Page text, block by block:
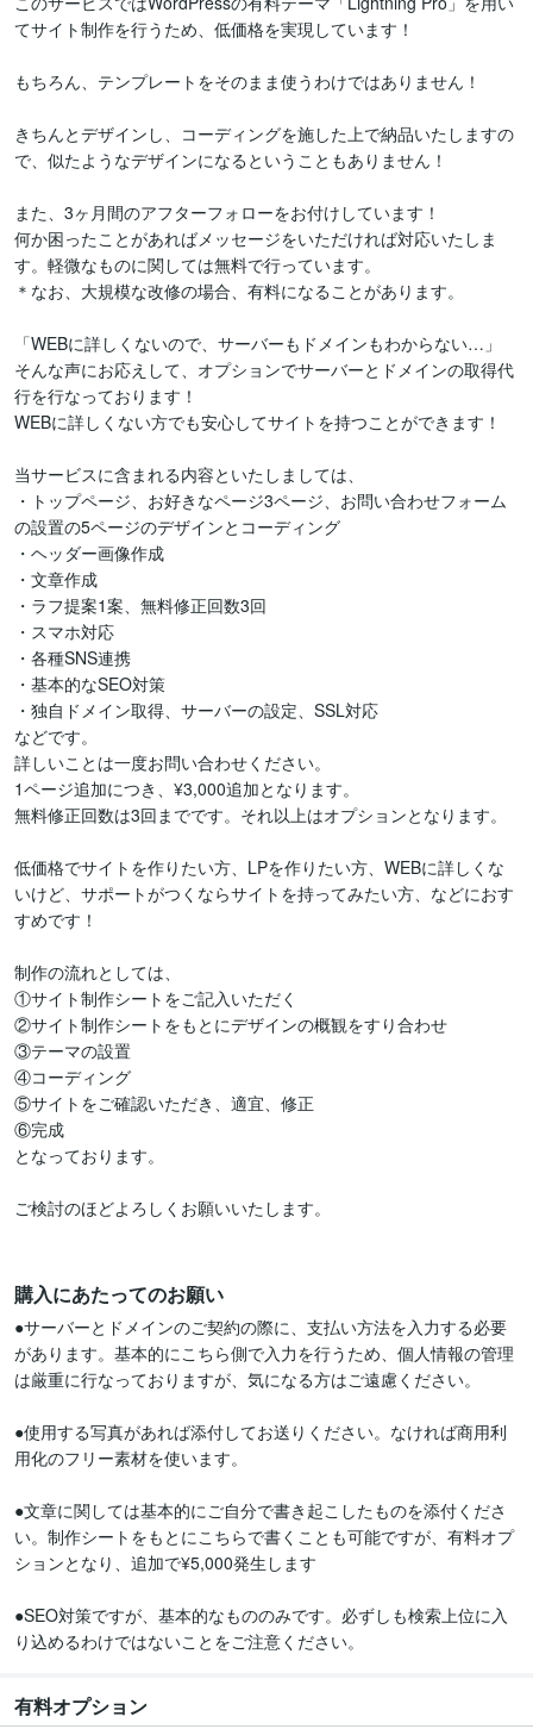
てサイト制作を行うため、低価格を実現しています！
もちろん、テンプレートをそのまま使うわけではありません！
きちんとデザインし、コーディングを施した上で納品いたしますの
で、似たようなデザインになるということもありません！
また、3ヶ月間のアフターフォローをお付けしています！
何か困ったことがあればメッセージをいただければ対応いたしま
す。軽微なものに関しては無料で行っています。
＊なお、大規模な改修の場合、有料になることがあります。
「WEBに詳しくないので、サーバーもドメインもわからない…」
そんな声にお応えして、オプションでサーバーとドメインの取得代
行を行なっております！
WEBに詳しくない方でも安心してサイトを持つことができます！
当サービスに含まれる内容といたしましては、
・トップページ、お好きなページ3ページ、お問い合わせフォーム
の設置の5ページのデザインとコーディング
・ヘッダー画像作成
・文章作成
・ラフ提案1案、無料修正回数3回
・スマホ対応
・各種SNS連携
・基本的なSEO対策
・独自ドメイン取得、サーバーの設定、SSL対応
などです。
詳しいことは一度お問い合わせください。
1ページ追加につき、¥3,000追加となります。
無料修正回数は3回までです。それ以上はオプションとなります。
低価格でサイトを作りたい方、LPを作りたい方、WEBに詳しくな
いけど、サポートがつくならサイトを持ってみたい方、などにおす
すめです！
制作の流れとしては、
①サイト制作シートをご記入いただく
②サイト制作シートをもとにデザインの概観をすり合わせ
③テーマの設置
④コーディング
⑤サイトをご確認いただき、適宜、修正
⑥完成
となっております。
ご検討のほどよろしくお願いいたします。
購入にあたってのお願い
●サーバーとドメインのご契約の際に、支払い方法を入力する必要
があります。基本的にこちら側で入力を行うため、個人情報の管理
は厳重に行なっておりますが、気になる方はご遠慮ください。
●使用する写真があれば添付してお送りください。なければ商用利
用化のフリー素材を使います。
●文章に関しては基本的にご自分で書き起こしたものを添付くださ
い。制作シートをもとにこちらで書くことも可能ですが、有料オプ
ションとなり、追加で¥5,000発生します
●SEO対策ですが、基本的なもののみです。必ずしも検索上位に入
り込めるわけではないことをご注意ください。
有料オプション